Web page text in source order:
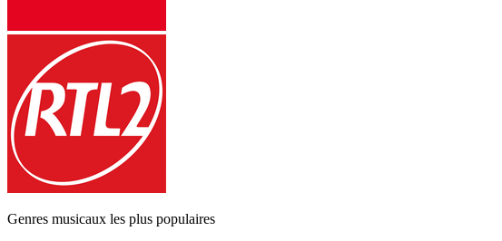
Genres musicaux les plus populaires